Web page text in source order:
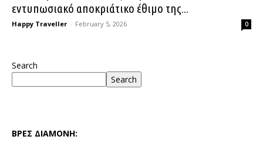
εντυπωσιακό αποκριάτικο έθιμο της...
Happy Traveller - February 5, 2026 0
Search
Search
ΒΡΕΣ ΔΙΑΜΟΝΗ: